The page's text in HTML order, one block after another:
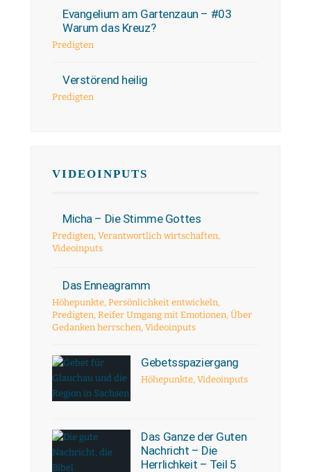
Evangelium am Gartenzaun – #03
Warum das Kreuz?
Predigten
Verstörend heilig
Predigten
VIDEOINPUTS
Micha – Die Stimme Gottes
Predigten, Verantwortlich wirtschaften,
Videoinputs
Das Enneagramm
Höhepunkte, Persönlichkeit entwickeln,
Predigten, Reifer Umgang mit Emotionen, Über
Gedanken herrschen, Videoinputs
Gebetsspaziergang
Höhepunkte,Videoinputs
Das Ganze der Guten
Nachricht – Die
Herrlichkeit – Teil 5